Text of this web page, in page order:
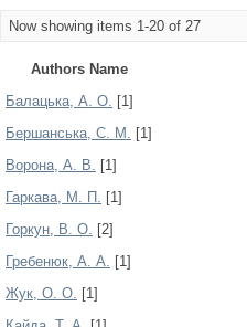
Now showing items 1-20 of 27
Authors Name
Балацька, А. О. [1]
Бершанська, С. М. [1]
Ворона, А. В. [1]
Гаркава, М. П. [1]
Горкун, В. О. [2]
Гребенюк, А. А. [1]
Жук, О. О. [1]